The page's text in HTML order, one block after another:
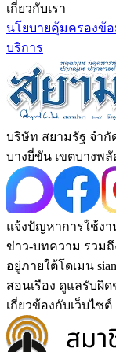
เกี่ยวกับเรา
นโยบายคุ้มครองข้
บริการ
บริษัท สยามรัฐ จำ
บางยี่ขัน เขตบางพ
แจ้งปัญหาการใช้ง
ข่าว-บทความ รวม
อยู่ภายใต้โดเมน
สอนเรือง ดูแลรับผิ
เกี่ยวข้องกับเว็บไซต์